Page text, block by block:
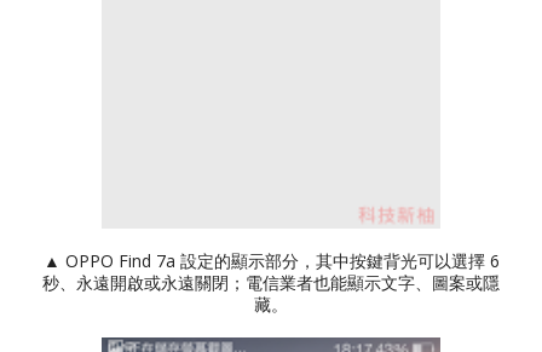
▲ OPPO Find 7a 設定的顯示部分，其中按鍵背光可以選擇 6
秒、永遠開啟或永遠關閉；電信業者也能顯示文字、圖案或隱
藏。